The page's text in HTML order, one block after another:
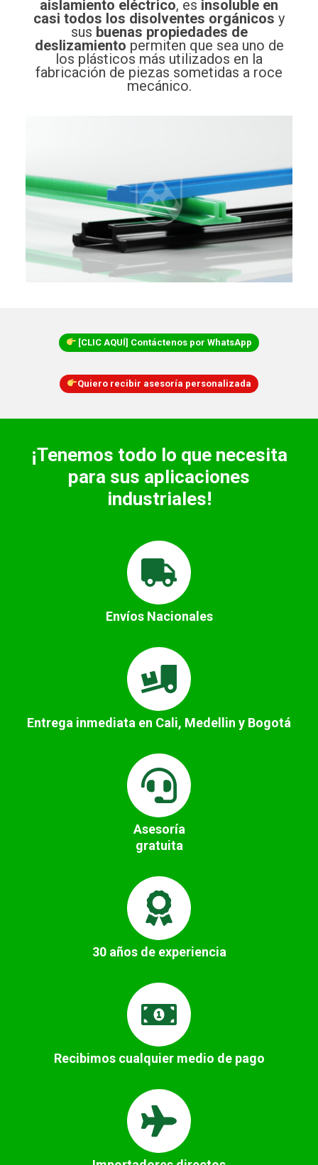
aislamiento eléctrico, es insoluble en
casi todos los disolventes orgánicos y
sus buenas propiedades de
deslizamiento permiten que sea uno de
los plásticos más utilizados en la
fabricación de piezas sometidas a roce
mecánico.
[CLIC AQUÍ] Contáctenos por WhatsApp
Quiero recibir asesoría personalizada
¡Tenemos todo lo que necesita
para sus aplicaciones
industriales!
Envíos Nacionales
Entrega inmediata en Cali, Medellin y Bogotá
Asesoría
gratuita
30 años de experiencia
Recibimos cualquier medio de pago